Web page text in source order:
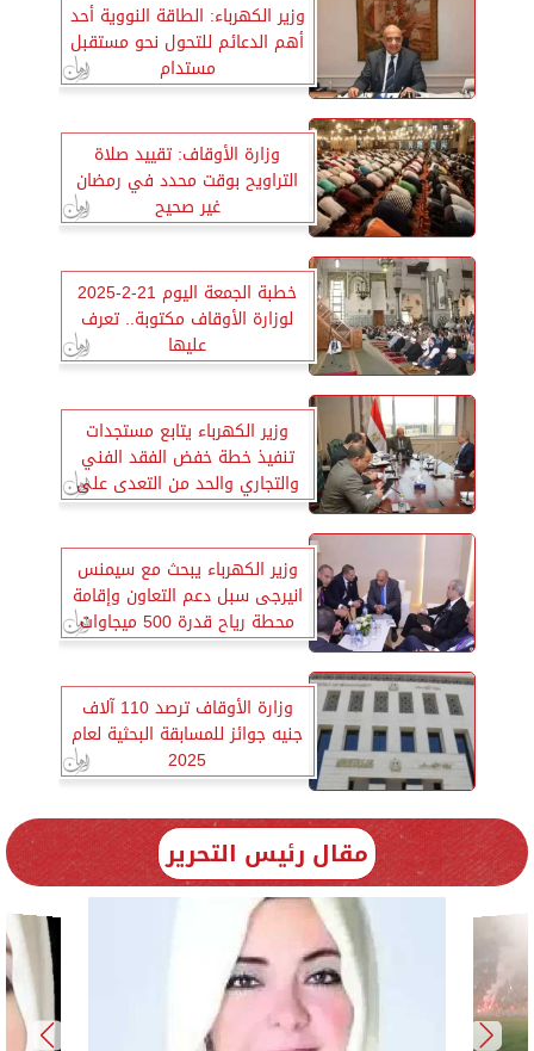
وزير الكهرباء: الطاقة النووية أحد
أهم الدعائم للتحول نحو مستقبل
مستدام
وزارة الأوقاف: تقييد صلاة
التراويح بوقت محدد في رمضان
غير صحيح
خطبة الجمعة اليوم 21-2-2025
لوزارة الأوقاف مكتوبة.. تعرف
عليها
وزير الكهرباء يتابع مستجدات
تنفيذ خطة خفض الفقد الفني
والتجاري والحد من التعدى على
التيار
وزير الكهرباء يبحث مع سيمنس
انيرجى سبل دعم التعاون وإقامة
محطة رياح قدرة 500 ميجاوات
وزارة الأوقاف ترصد 110 آلاف
جنيه جوائز للمسابقة البحثية لعام
2025
مقال رئيس التحرير